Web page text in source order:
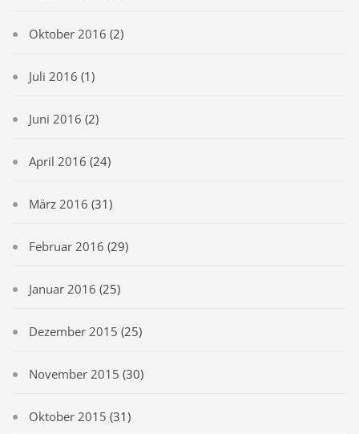
Oktober 2016 (2)
Juli 2016 (1)
Juni 2016 (2)
April 2016 (24)
März 2016 (31)
Februar 2016 (29)
Januar 2016 (25)
Dezember 2015 (25)
November 2015 (30)
Oktober 2015 (31)